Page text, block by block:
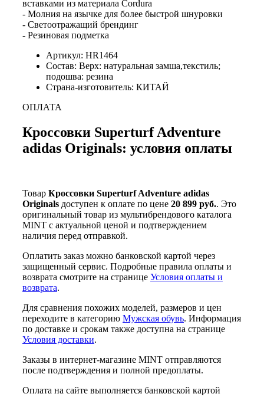
вставками из материала Cordura
- Молния на язычке для более быстрой шнуровки
- Светоотражащий брендинг
- Резиновая подметка
Артикул: HR1464
Состав: Верх: натуральная замша,текстиль;
подошва: резина
Страна-изготовитель: КИТАЙ
ОПЛАТА
Кроссовки Superturf Adventure
adidas Originals: условия оплаты
Товар Кроссовки Superturf Adventure adidas
Originals доступен к оплате по цене 20 899 руб.. Это
оригинальный товар из мультибрендового каталога
MINT с актуальной ценой и подтверждением
наличия перед отправкой.
Оплатить заказ можно банковской картой через
защищенный сервис. Подробные правила оплаты и
возврата смотрите на странице Условия оплаты и
возврата.
Для сравнения похожих моделей, размеров и цен
переходите в категорию Мужская обувь. Информация
по доставке и срокам также доступна на странице
Условия доставки.
Заказы в интернет-магазине MINT отправляются
после подтверждения и полной предоплаты.
Оплата на сайте выполняется банковской картой